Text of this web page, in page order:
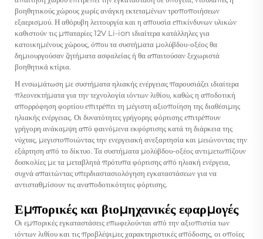
βοηθητικούς χώρους χωρίς ανάγκη εκτεταμένων τροποποιήσεων
εξαερισμού. Η αθόρυβη λειτουργία και η απουσία επικίνδυνων υλικών
καθιστούν τις μπαταρίες 12V Li-ion ιδιαίτερα κατάλληλες για
κατοικημένους χώρους, όπου τα συστήματα μολύβδου-οξέος θα
δημιουργούσαν ζητήματα ασφαλείας ή θα απαιτούσαν ξεχωριστά
βοηθητικά κτίρια.
Η ενσωμάτωση με συστήματα ηλιακής ενέργειας παρουσιάζει ιδιαίτερα
πλεονεκτήματα για την τεχνολογία ιόντων λιθίου, καθώς η αποδοτική
απορρόφηση φορτίου επιτρέπει τη μέγιστη αξιοποίηση της διαθέσιμης
ηλιακής ενέργειας. Οι δυνατότητες γρήγορης φόρτισης επιτρέπουν
γρήγορη ανάκαμψη από φαινόμενα εκφόρτισης κατά τη διάρκεια της
νύχτας, μεγιστοποιώντας την ενεργειακή ανεξαρτησία και μειώνοντας την
εξάρτηση από το δίκτυο. Τα συστήματα μολύβδου-οξέος αντιμετωπίζουν
δυσκολίες με τα μεταβλητά πρότυπα φόρτισης από ηλιακή ενέργεια,
συχνά απαιτώντας υπερδιαστασιολόγηση εγκαταστάσεων για να
αντισταθμίσουν τις αναποδοτικότητες φόρτισης.
Εμπορικές και βιομηχανικές εφαρμογές
Οι εμπορικές εγκαταστάσεις επωφελούνται από την αξιοπιστία των
ιόντων λιθίου και τις προβλέψιμες χαρακτηριστικές απόδοσης, οι οποίες